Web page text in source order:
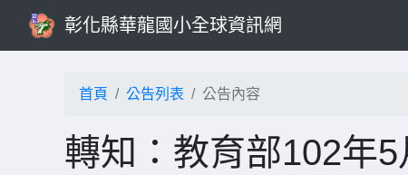
彰化縣華龍國小全球資訊網
首頁 公告列表 公告內容
轉知：教育部102年